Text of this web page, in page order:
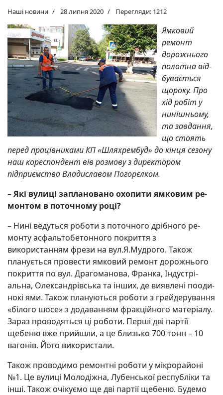
Наші новини 28 липня 2020 Перегляди: 1212
Ямковий
ремонт
дорожнього
полотна від­
бувається
щороку. Про
хід робіт у
нинішньому,
та завдання,
що стоять
перед працівниками КП «Шляхрембуд» до кінця сезону
наш кореспондент вів розмову з директором
підприємства Вла­диславом Погорєлком.
– Які вулиці запла­но­ва­но охопити ямковим ре­
монтом в поточному році?
– Нині ведуться роботи з поточного дрібного ре­
монту асфальтобетонного покриття з
використанням фрези на вул.Я.Мудрого. Також
планується про­вес­ти ямковий ремонт дорож­нього
покриття по вул. Дра­гоманова, Франка, Індустрі­
альна, Олександрівська та інших, де виявлені пооди­
нокі ями. Також плануються роботи з грейдерування
«білого шосе» з додаван­ням фракційного матеріалу.
Зараз проводяться ці робо­ти. Перші дві партії
щебеню вже прийшли, а це близько 700 тонн – 10
вагонів. Його використали.
Також проводимо ре­мон­т­ні роботи у мікро­райо­ні
№1. Це вулиці Моло­діжна, Лубенської респуб­ліки та
інші. Також очікуємо ще дві партії щебеню. Бу­демо